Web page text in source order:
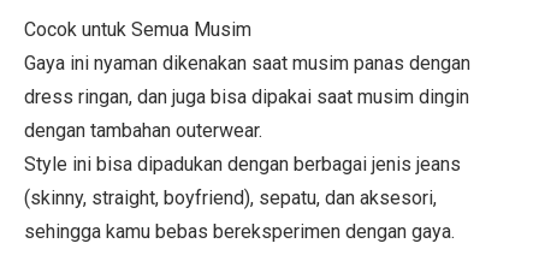
Cocok untuk Semua Musim
Gaya ini nyaman dikenakan saat musim panas dengan
dress ringan, dan juga bisa dipakai saat musim dingin
dengan tambahan outerwear.
Style ini bisa dipadukan dengan berbagai jenis jeans
(skinny, straight, boyfriend), sepatu, dan aksesori,
sehingga kamu bebas bereksperimen dengan gaya.